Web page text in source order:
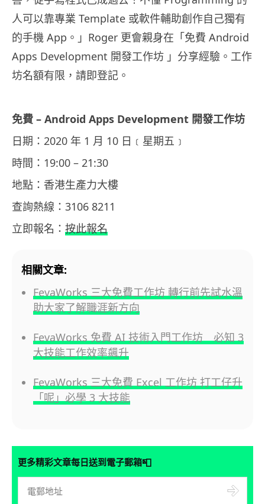
人可以靠專業 Template 或軟件輔助創作自己獨有
的手機 App。」Roger 更會親身在「免費 Android
Apps Development 開發工作坊 」分享經驗。工作
坊名額有限，請即登記。
免費 – Android Apps Development 開發工作坊
日期：2020 年 1 月 10 日﹝星期五﹞
時間：19:00 – 21:30
地點：香港生產力大樓
查詢熱線：3106 8211
立即報名： 按此報名
相關文章:
FevaWorks 三大免費工作坊 轉行前先試水溫
助大家了解職涯新方向
FevaWorks 免費 AI 技術入門工作坊 必知 3
大技能工作效率飆升
FevaWorks 三大免費 Excel 工作坊 打工仔升
「呢」必學 3 大技能
更多精彩文章每日送到電子郵箱📮